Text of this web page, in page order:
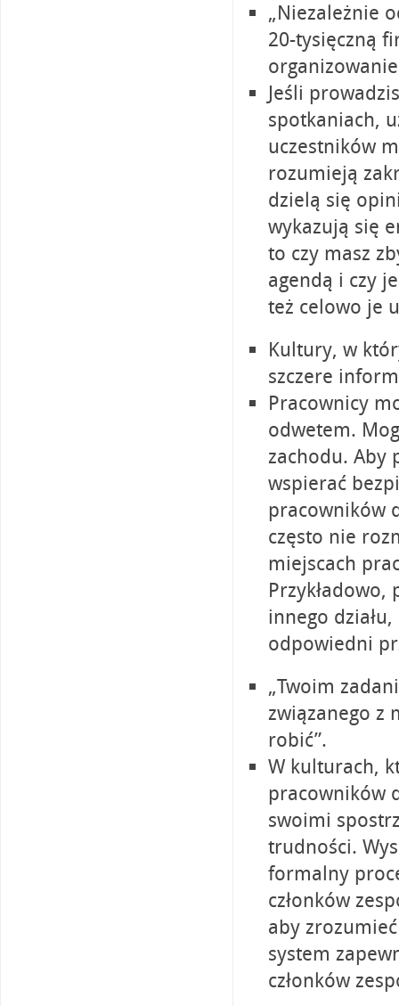
„Niezależnie
20-tysięczną
Jeśli
spotkaniach,
uczestników
rozumieją
dzielą się
wykazują się
to czy masz
agendą i czy
też celowo je
Kultury, w
szczere
Pracownicy
odwetem.
zachodu. Aby
wspierać
pracowników
często nie
miejscach
innego
odpowiedni
„Twoim
związanego z
robić”.
W kulturach,
pracowników
swoimi
trudności.
formalny
członków
aby
system
członków